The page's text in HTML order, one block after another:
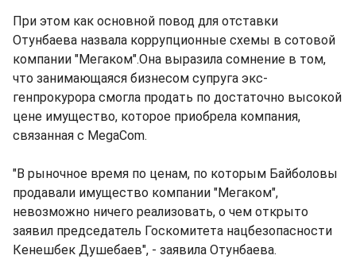
При этом как основной повод для отставки
Отунбаева назвала коррупционные схемы в сотовой
компании "Мегаком".Она выразила сомнение в том,
что занимающаяся бизнесом супруга экс-
генпрокурора смогла продать по достаточно высокой
цене имущество, которое приобрела компания,
связанная с MegaCom.
"В рыночное время по ценам, по которым Байболовы
продавали имущество компании "Мегаком",
невозможно ничего реализовать, о чем открыто
заявил председатель Госкомитета нацбезопасности
Кенешбек Душебаев", - заявила Отунбаева.